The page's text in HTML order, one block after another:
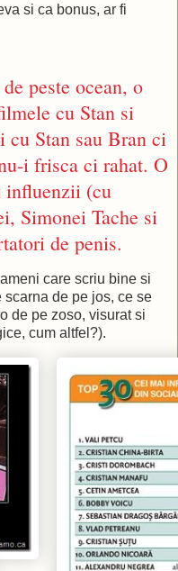
si ca bonus, ar fi
peste ocean, o
cu Stan si
Stan sau Bran ci
i frisca ci rahat. O
influenzii (cu
Simonei Tache si
de penis.
care scriu bine si
de pe jos, ce se
de pe zoso, visurat si
cum altfel?).